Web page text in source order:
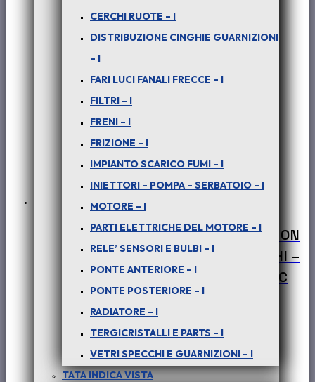
CERCHI RUOTE – I
DISTRIBUZIONE CINGHIE GUARNIZIONI
– I
FARI LUCI FANALI FRECCE – I
FILTRI – I
FRENI – I
FRIZIONE – I
IMPIANTO SCARICO FUMI – I
INIETTORI – POMPA – SERBATOIO – I
MOTORE – I
PARTI ELETTRICHE DEL MOTORE – I
RELE’ SENSORI E BULBI – I
PONTE ANTERIORE – I
PONTE POSTERIORE – I
RADIATORE – I
TERGICRISTALLI E PARTS – I
VETRI SPECCHI E GUARNIZIONI – I
TATA INDICA VISTA
12,47 Il
prezzo
originale
era:
€ 12,47.
€5,00Il
prezzo
è:
€ 5,00.
+ iva
PER SAFARI – PICK-UP TELCO – XENON
– (tutte le versioni) : PORTAPACCHI –
BARRE PORTASCI – COD-L0058-33C
160,00 + iva